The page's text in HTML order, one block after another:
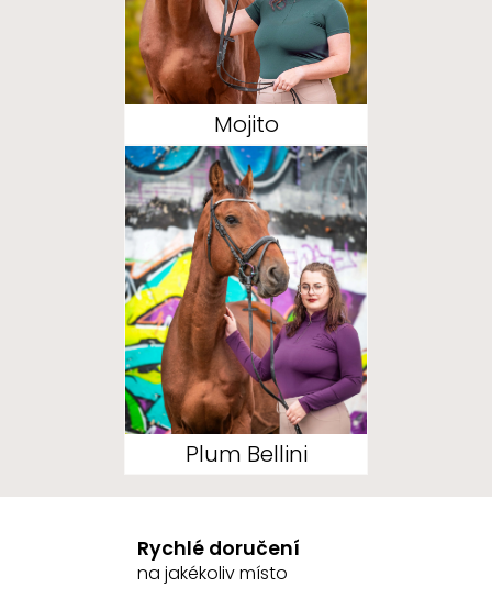
Mojito
Plum Bellini
Rychlé doručení
na jakékoliv místo